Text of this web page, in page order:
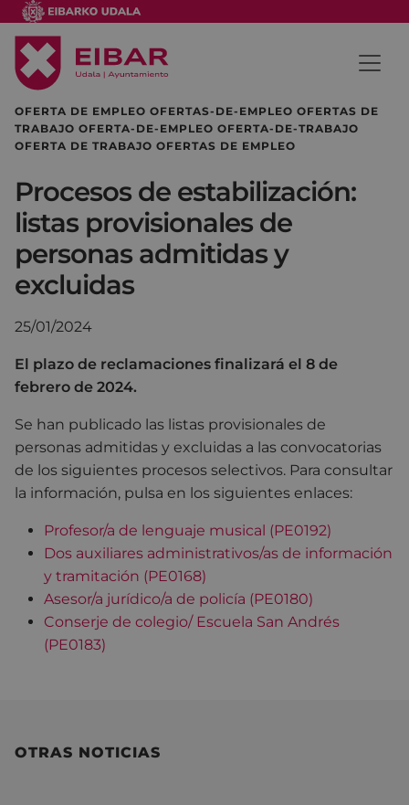
OFERTA DE EMPLEO OFERTAS-DE-EMPLEO OFERTAS DE
TRABAJO OFERTA-DE-EMPLEO OFERTA-DE-TRABAJO
OFERTA DE TRABAJO OFERTAS DE EMPLEO
Procesos de estabilización:
listas provisionales de
personas admitidas y
excluidas
25/01/2024
El plazo de reclamaciones finalizará el 8 de
febrero de 2024.
Se han publicado las listas provisionales de
personas admitidas y excluidas a las convocatorias
de los siguientes procesos selectivos. Para consultar
la información, pulsa en los siguientes enlaces:
Profesor/a de lenguaje musical (PE0192)
Dos auxiliares administrativos/as de información
y tramitación (PE0168)
Asesor/a jurídico/a de policía (PE0180)
Conserje de colegio/ Escuela San Andrés
(PE0183)
OTRAS NOTICIAS